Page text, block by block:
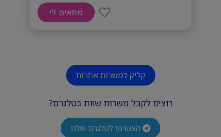
מתאים לי
קליק למשרות אחרות
רוצים לקבל משרות שוות בטלגרם?
הצטרפו לטלגרם שלנו